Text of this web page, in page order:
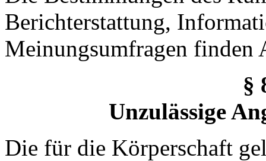
Berichterstattung,
Meinungsumfragen finden
§
Unzulässige
Die für die Körperschaft